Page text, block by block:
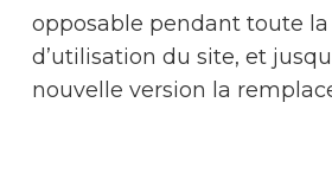
opposable pendant toute
d’utilisation du site, et
nouvelle version la